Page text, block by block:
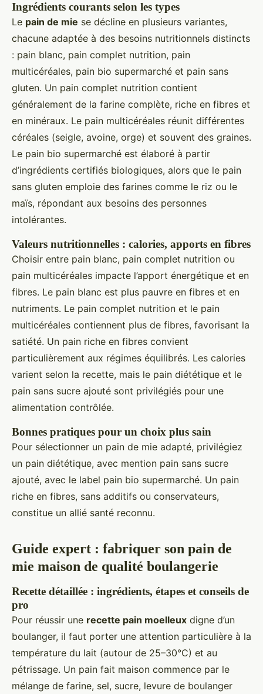
Ingrédients courants selon les types
Le pain de mie se décline en plusieurs variantes,
chacune adaptée à des besoins nutritionnels distincts
: pain blanc, pain complet nutrition, pain
multicéréales, pain bio supermarché et pain sans
gluten. Un pain complet nutrition contient
généralement de la farine complète, riche en fibres et
en minéraux. Le pain multicéréales réunit différentes
céréales (seigle, avoine, orge) et souvent des graines.
Le pain bio supermarché est élaboré à partir
d’ingrédients certifiés biologiques, alors que le pain
sans gluten emploie des farines comme le riz ou le
maïs, répondant aux besoins des personnes
intolérantes.
Valeurs nutritionnelles : calories, apports en fibres
Choisir entre pain blanc, pain complet nutrition ou
pain multicéréales impacte l’apport énergétique et en
fibres. Le pain blanc est plus pauvre en fibres et en
nutriments. Le pain complet nutrition et le pain
multicéréales contiennent plus de fibres, favorisant la
satiété. Un pain riche en fibres convient
particulièrement aux régimes équilibrés. Les calories
varient selon la recette, mais le pain diététique et le
pain sans sucre ajouté sont privilégiés pour une
alimentation contrôlée.
Bonnes pratiques pour un choix plus sain
Pour sélectionner un pain de mie adapté, privilégiez
un pain diététique, avec mention pain sans sucre
ajouté, avec le label pain bio supermarché. Un pain
riche en fibres, sans additifs ou conservateurs,
constitue un allié santé reconnu.
Guide expert : fabriquer son pain de
mie maison de qualité boulangerie
Recette détaillée : ingrédients, étapes et conseils de
pro
Pour réussir une recette pain moelleux digne d’un
boulanger, il faut porter une attention particulière à la
température du lait (autour de 25–30°C) et au
pétrissage. Un pain fait maison commence par le
mélange de farine, sel, sucre, levure de boulanger